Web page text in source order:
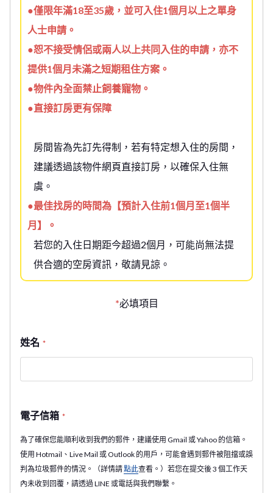
●僅限年滿18至35歲，並可入住1個月以上之單身
人士申請。
●恕不接受情侶或兩人以上共同入住的申請，亦不
提供1個月未滿之短期租住方案。
●物件內全面禁止飼養寵物。
●直接訂房更有保障
房間皆為先訂先得制，若有特定想入住的房間，
建議透過該物件網頁直接訂房，以確保入住無
虞。
●最佳找房的時間為【預計入住前1個月至1個半
月】。
若您的入住日期距今超過2個月，可能尚無法提
供合適的空房資訊，敬請見諒。
*必填項目
姓名 *
電子信箱 *
為了確保您能順利收到我們的郵件，建議使用 Gmail 或 Yahoo 的信箱。
使用 Hotmail、Live Mail 或 Outlook 的用戶，可能會遇到郵件被阻擋或誤
判為垃圾郵件的情況。（詳情請點此查看。）若您在提交後 3 個工作天
內未收到回覆，請透過 LINE 或電話與我們聯繫。